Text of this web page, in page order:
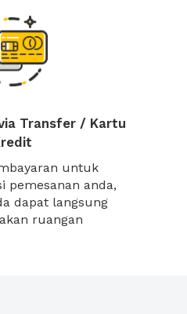
Transfer / Kartu
untuk
pemesanan anda,
dapat langsung
ruangan